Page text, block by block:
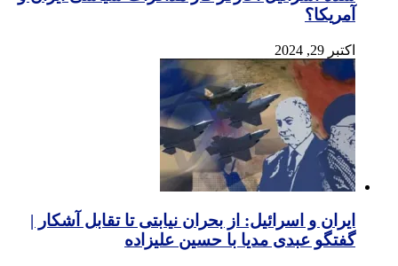
آمریکا؟
اکتبر 29, 2024
ایران و اسرائیل: از بحران نیابتی تا تقابل آشکار |
گفتگو عبدی مدیا با حسین علیزاده